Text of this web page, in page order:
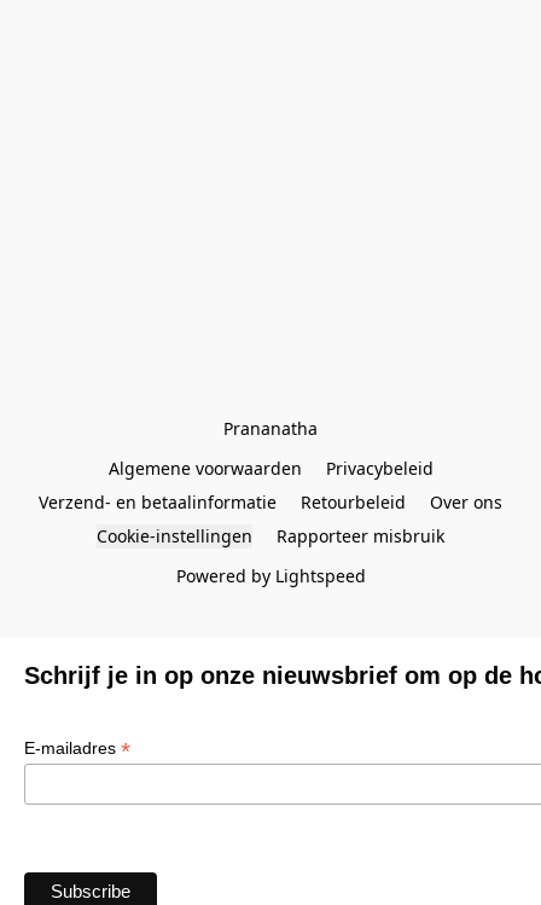
Prananatha
Algemene voorwaarden
Privacybeleid
Verzend- en betaalinformatie
Retourbeleid
Over ons
Cookie-instellingen
Rapporteer misbruik
Powered by Lightspeed
Schrijf je in op onze nieuwsbrief om op de
E-mailadres *